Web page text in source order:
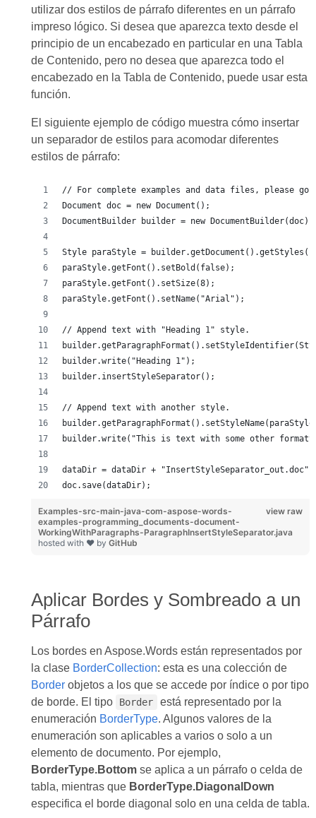
utilizar dos estilos de párrafo diferentes en un párrafo
impreso lógico. Si desea que aparezca texto desde el
principio de un encabezado en particular en una Tabla
de Contenido, pero no desea que aparezca todo el
encabezado en la Tabla de Contenido, puede usar esta
función.
El siguiente ejemplo de código muestra cómo insertar
un separador de estilos para acomodar diferentes
estilos de párrafo:
// For complete examples and data files, please go
Document doc = new Document();
DocumentBuilder builder = new DocumentBuilder(doc);
Style paraStyle =
paraStyle.getFont().setBold(false);
paraStyle.getFont().setSize(8);
paraStyle.getFont().setName("Arial");
// Append text with "Heading 1" style.
builder.write("Heading 1");
builder.insertStyleSeparator();
// Append text with another style.
builder.write("This is text with some other
dataDir = dataDir + "InsertStyleSeparator_out.doc";
doc.save(dataDir);
view raw
Examples-src-main-java-com-aspose-words-
examples-programming_documents-document-
WorkingWithParagraphs-ParagraphInsertStyleSeparator.java
hosted with ❤ by GitHub
Aplicar Bordes y Sombreado a un
Párrafo
Los bordes en Aspose.Words están representados por
la clase BorderCollection: esta es una colección de
Borderobjetos a los que se accede por índice o por tipo
de borde. El tipo
Border
está representado por la
enumeración BorderType. Algunos valores de la
enumeración son aplicables a varios o solo a un
elemento de documento. Por ejemplo,
BorderType.Bottomse aplica a un párrafo o celda de
tabla, mientras que BorderType.DiagonalDown
especifica el borde diagonal solo en una celda de tabla.